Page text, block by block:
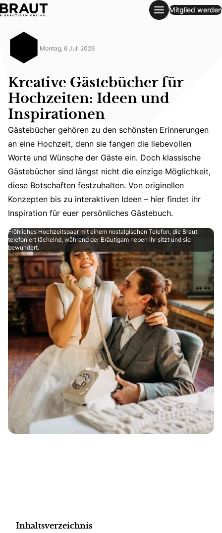
Kreative Gästebücher für Hochzeiten: Ideen und
Mitglied werden
Montag, 6 Juli 2026
Kreative Gästebücher für
Hochzeiten: Ideen und
Inspirationen
Gästebücher gehören zu den schönsten Erinnerungen
Gästebücher gehören zu den schönsten Erinnerungen
an eine Hochzeit, denn sie fangen die liebevollen
Worte und Wünsche der Gäste ein. Doch klassische
Gästebücher sind längst nicht die einzige Möglichkeit,
diese Botschaften festzuhalten. Von originellen
Konzepten bis zu interaktiven Ideen – hier findet ihr
Inspiration für euer persönliches Gästebuch.
Fröhliches Hochzeitspaar mit einem nostalgischen Telefon, die Braut
telefoniert lächelnd, während der Bräutigam neben ihr sitzt und sie
bewundert.
Inhaltsverzeichnis